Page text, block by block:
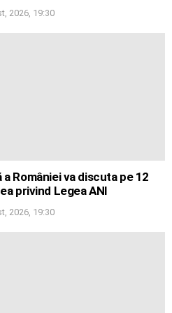
2026, 19:30
României va discuta pe 12
privind Legea ANI
2026, 19:30